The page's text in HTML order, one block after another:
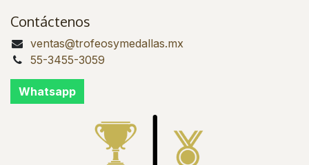
Contáctenos
ventas@trofeosymedallas.mx
55-3455-3059
Whatsapp